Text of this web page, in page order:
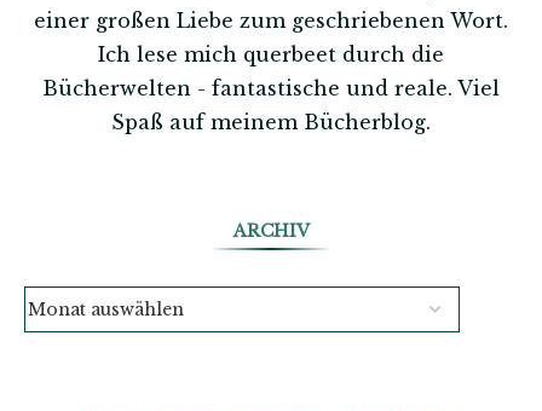
einer großen Liebe zum geschriebenen Wort.
Ich lese mich querbeet durch die
Bücherwelten - fantastische und reale. Viel
Spaß auf meinem Bücherblog.
ARCHIV